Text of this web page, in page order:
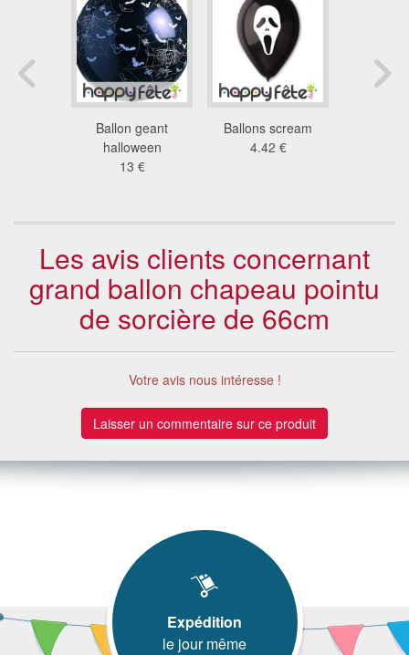
Ballon geant
halloween
13 €
Ballons scream
4.42 €
Les avis clients concernant
grand ballon chapeau pointu
de sorcière de 66cm
Votre avis nous intéresse !
Laisser un commentaire sur ce produit
Expédition
le jour même